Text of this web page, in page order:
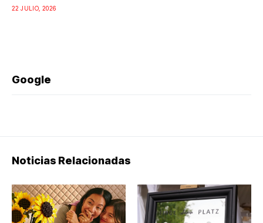
22 JULIO, 2026
Google
Noticias Relacionadas